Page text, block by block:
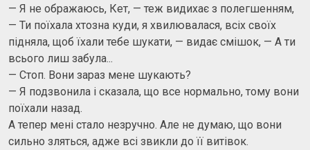
— Я не ображаюсь, Кет, — теж видихає з полегшенням,
— Ти поїхала хтозна куди, я хвилювалася, всіх своїх
підняла, щоб їхали тебе шукати, — видає смішок, — А ти
всього лиш забула...
— Стоп. Вони зараз мене шукають?
— Я подзвонила і сказала, що все нормально, тому вони
поїхали назад.
А тепер мені стало незручно. Але не думаю, що вони
сильно зляться, адже всі звикли до її витівок.